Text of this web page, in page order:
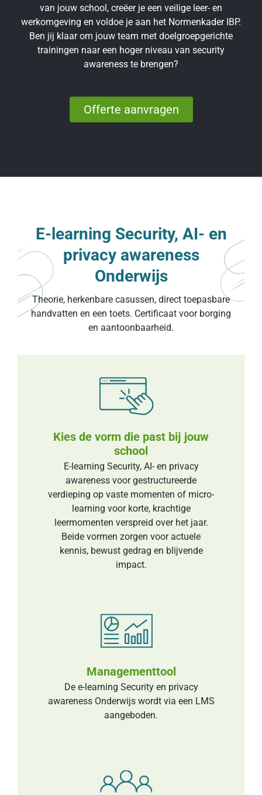
van jouw school, creëer je een veilige leer- en
werkomgeving en voldoe je aan het Normenkader IBP.
Ben jij klaar om jouw team met doelgroepgerichte
trainingen naar een hoger niveau van security
awareness te brengen?
Offerte aanvragen
E-learning Security, AI- en
privacy awareness
Onderwijs
Theorie, herkenbare casussen, direct toepasbare
handvatten en een toets. Certificaat voor borging
en aantoonbaarheid.
Kies de vorm die past bĳ jouw
school
E-learning Security, AI- en privacy
awareness voor gestructureerde
verdieping op vaste momenten of micro-
learning voor korte, krachtige
leermomenten verspreid over het jaar.
Beide vormen zorgen voor actuele
kennis, bewust gedrag en blĳvende
impact.
Managementtool
De e-learning Security en privacy
awareness Onderwijs wordt via een LMS
aangeboden.